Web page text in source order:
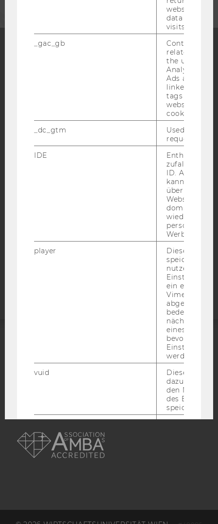
Blog
Bluesky
BARRIEREFREIHEITSERKLÄRUNG WEBSEITE
DATENSCHUTZERKLÄRUNG SOCIAL MEDIA
STUDIENBEWERBER*INNEN UND STUDIERENDE
COOKIE EINSTELLUNGEN
Barrierefreiheitserklärung
EQUIS
AMBA
website and
data from
visits.
_gac_gb
Contains
related
the user. If
Analytics and
Ads accounts
linked, the
tags on the
website read
cookie.
_dc_gtm
Used to
request rate.
IDE
Enthält eine
ID. Anhand
kann Google
über
Websites
Werbung
player
Dieses Cookie
speichert
ein
Vimeo-Video
abgespielt
bedeutet,
nächsten
eines Vimeo-
bevorzugten
werden.
vuid
Dieser
dazu
den
des
speichern.
_uetvid
Dieses
gesetzt, um